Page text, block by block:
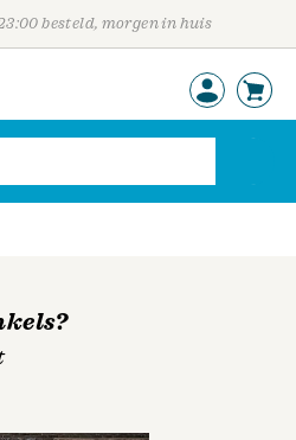
besteld, morgen in huis